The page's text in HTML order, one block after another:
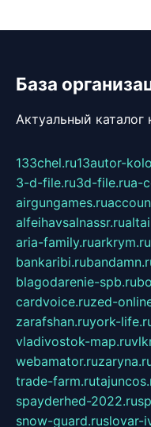
База
Актуальный
133chel.ru13autor-
3-d-file.ru3d-file.rua-
airgungames.ru
alfeihavsalnassr.ru
aria-family.ruarkrym.ru
bankaribi.ru
blagodarenie-spb.ru
cardvoice.ruzed-
zarafshan.ruyork-
vladivostok-map.ru
webamator.ru
trade-farm.ru
spayderhed-2022.ru
snow-guard.ruslovar-